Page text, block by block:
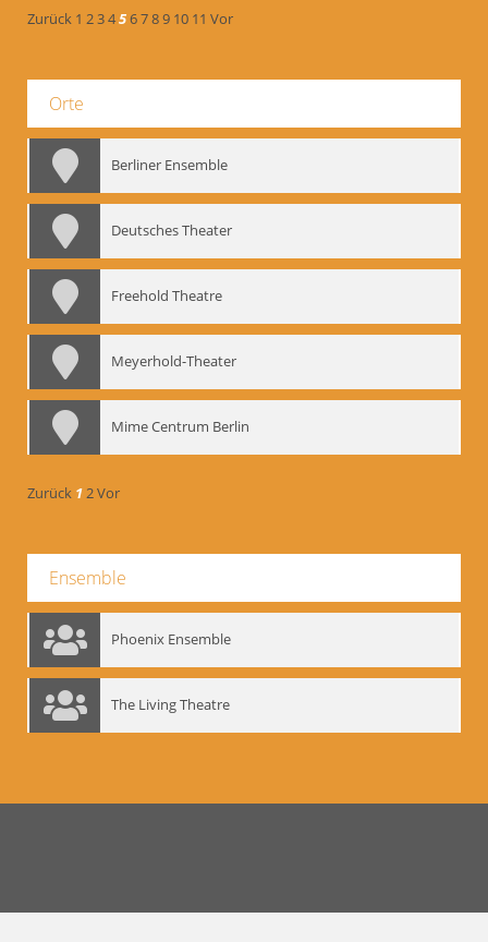
Zurück 1 23456789 10 11 Vor
Orte
Berliner Ensemble
Deutsches Theater
Freehold Theatre
Meyerhold-Theater
Mime Centrum Berlin
Zurück 12Vor
Ensemble
Phoenix Ensemble
The Living Theatre